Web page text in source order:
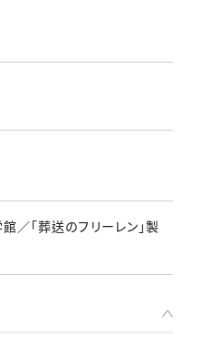
／「葬送のフリーレン」製